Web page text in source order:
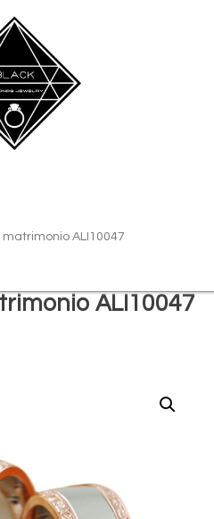
ALI10047
ALI10047